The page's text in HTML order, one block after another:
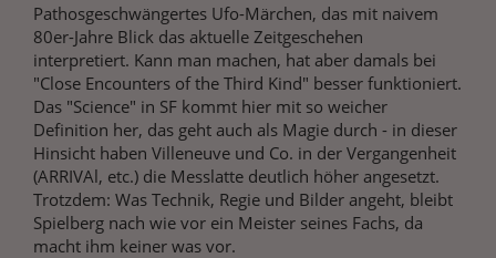
Pathosgeschwängertes Ufo-Märchen, das mit naivem
80er-Jahre Blick das aktuelle Zeitgeschehen
interpretiert. Kann man machen, hat aber damals bei
"Close Encounters of the Third Kind" besser funktioniert.
Das "Science" in SF kommt hier mit so weicher
Definition her, das geht auch als Magie durch - in dieser
Hinsicht haben Villeneuve und Co. in der Vergangenheit
(ARRIVAl, etc.) die Messlatte deutlich höher angesetzt.
Trotzdem: Was Technik, Regie und Bilder angeht, bleibt
Spielberg nach wie vor ein Meister seines Fachs, da
macht ihm keiner was vor.